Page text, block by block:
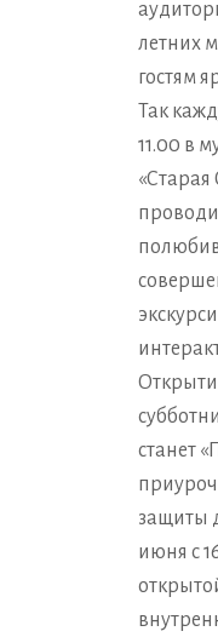
летних
гостям
Так
11.00 в
«Старая
станет
защиты
июня с